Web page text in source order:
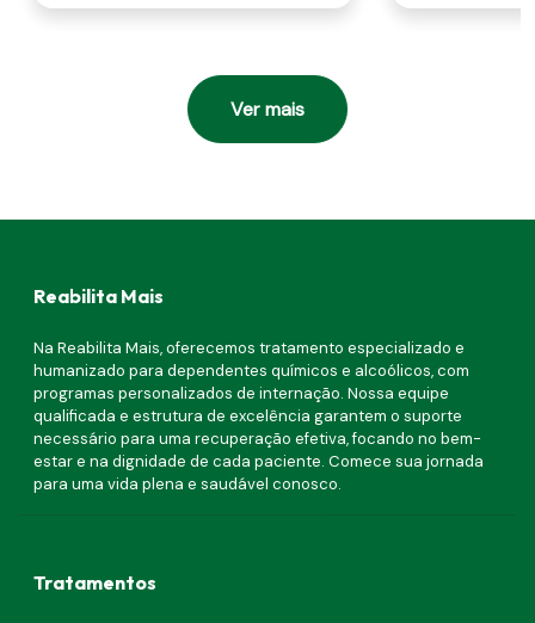
Ver mais
Reabilita Mais
Na Reabilita Mais, oferecemos tratamento especializado e
humanizado para dependentes químicos e alcoólicos, com
programas personalizados de internação. Nossa equipe
qualificada e estrutura de excelência garantem o suporte
necessário para uma recuperação efetiva, focando no bem-
estar e na dignidade de cada paciente. Comece sua jornada
para uma vida plena e saudável conosco.
Tratamentos